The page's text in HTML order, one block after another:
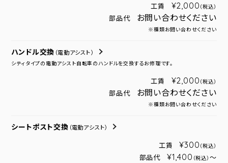
工賃 ¥2,000 （税込）
部品代 お問い合わせください
※種類お問い合わせください
ハンドル交換 （電動アシスト）
シティタイプの電動アシスト自転車のハンドルを交換するお修理です。
工賃 ¥2,000 （税込）
部品代 お問い合わせください
※種類お問い合わせください
シートポスト交換 （電動アシスト）
工賃 ¥300 （税込）
部品代 ¥1,400 （税込） ～